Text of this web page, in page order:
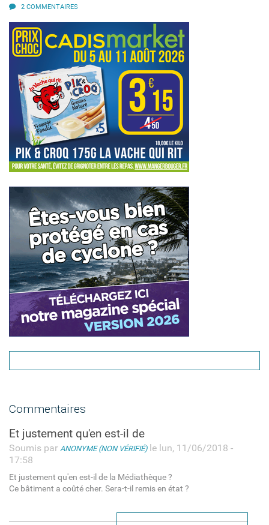
2 COMMENTAIRES
Commentaires
Et justement qu'en est-il de
Soumis par ANONYME (NON VÉRIFIÉ)le lun, 11/06/2018 -
17:58
Et justement qu'en est-il de la Médiathèque ?
Ce bâtiment a coûté cher. Sera-t-il remis en état ?